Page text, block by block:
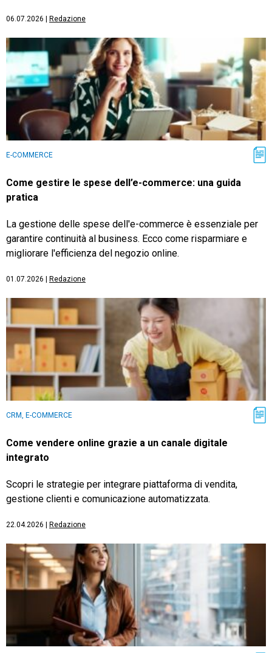
06.07.2026 Redazione
E-COMMERCE
Come gestire le spese dell’e-commerce: una guida
pratica
La gestione delle spese dell'e-commerce è essenziale per
garantire continuità al business. Ecco come risparmiare e
migliorare l'efficienza del negozio online.
01.07.2026 Redazione
CRM, E-COMMERCE
Come vendere online grazie a un canale digitale
integrato
Scopri le strategie per integrare piattaforma di vendita,
gestione clienti e comunicazione automatizzata.
22.04.2026 Redazione